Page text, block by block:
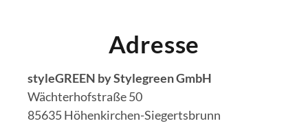
Adresse
styleGREEN by Stylegreen GmbH
Wächterhofstraße 50
85635 Höhenkirchen-Siegertsbrunn